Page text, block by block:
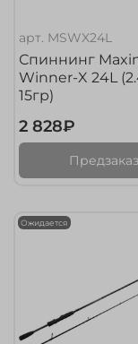
арт. MSWX24L
Спиннинг
Winner-X 24L
15гр)
2 828₽
Предзаказ
Ожидается